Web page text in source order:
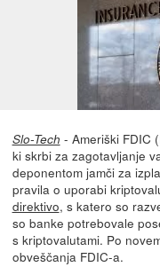
Slo-Tech - Ameriški FDIC
ki skrbi za zagotavljanje
deponentom jamči za
pravila o uporabi
direktivo, s katero so
so banke potrebovale
s kriptovalutami. Po
obveščanja FDIC-a.